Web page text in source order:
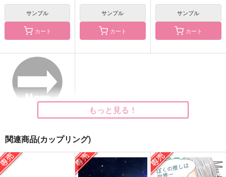
RKRNトートバッグ
choco_chocon
3,929
雑渡昆奈門
サンプル
作品詳細
POPPING CANDY
五条悟
サンプル
小さな恋のうた 前編
サンプル
サンプル
カート
サンプル
カート
七松小平太
サンプル
カート
もっと見る！
関連商品(カップリング)